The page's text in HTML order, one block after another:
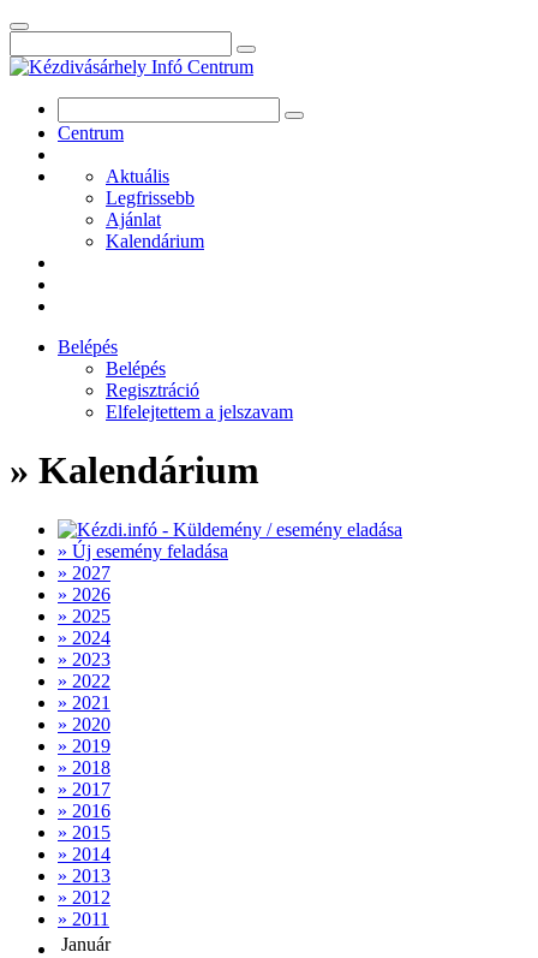
Centrum
Aktuális
Legfrissebb
Ajánlat
Kalendárium
Belépés
Belépés
Regisztráció
Elfelejtettem a jelszavam
» Kalendárium
» Új esemény feladása
» 2027
» 2026
» 2025
» 2024
» 2023
» 2022
» 2021
» 2020
» 2019
» 2018
» 2017
» 2016
» 2015
» 2014
» 2013
» 2012
» 2011
Január